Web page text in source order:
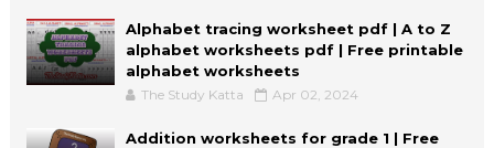
Alphabet tracing worksheet pdf | A to Z
alphabet worksheets pdf | Free printable
alphabet worksheets
The Study Katta Apr 02, 2024
Addition worksheets for grade 1 | Free